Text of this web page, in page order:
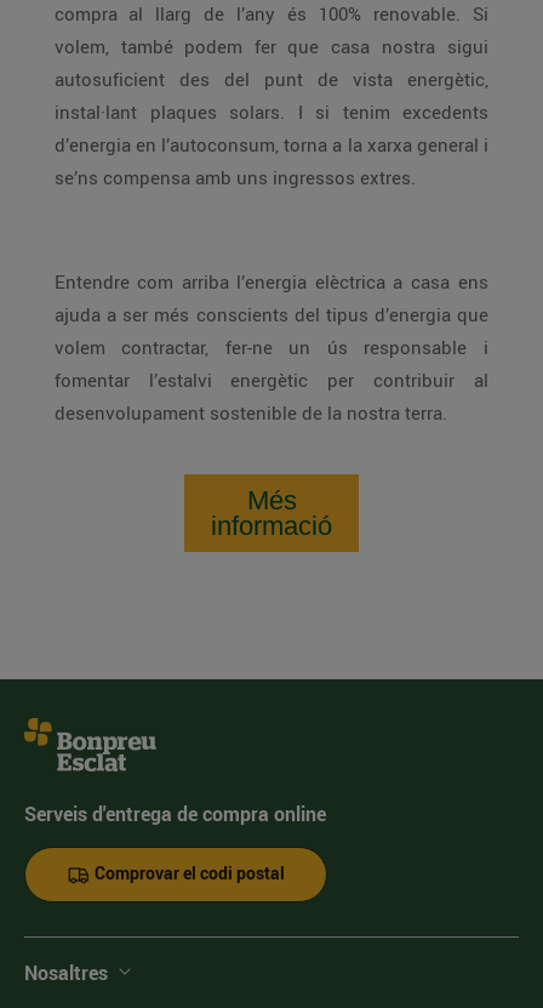
compra al llarg de l’any és 100% renovable. Si
volem, també podem fer que casa nostra sigui
autosuficient des del punt de vista energètic,
instal·lant plaques solars. I si tenim excedents
d’energia en l’autoconsum, torna a la xarxa general i
se’ns compensa amb uns ingressos extres.
Entendre com arriba l’energia elèctrica a casa ens
ajuda a ser més conscients del tipus d’energia que
volem contractar, fer-ne un ús responsable i
fomentar l’estalvi energètic per contribuir al
desenvolupament sostenible de la nostra terra.
Més
informació
Serveis d'entrega de compra online
Comprovar el codi postal
Nosaltres